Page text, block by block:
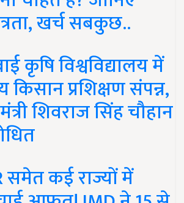
खर्च सबकुछ..
कृषि विश्वविद्यालय में
किसान प्रशिक्षण संपन्न,
शिवराज सिंह चौहान
समेत कई राज्यों में